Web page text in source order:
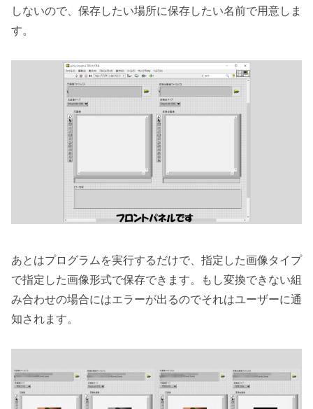
しないので、保存したい場所に保存したい名前で用意しま
す。
あとはプログラムを実行するだけで、指定した画像タイプ
で指定した画像形式で保存できます。もし変換できない組
み合わせの場合にはエラーが出るのでそれはユーザーに通
知されます。